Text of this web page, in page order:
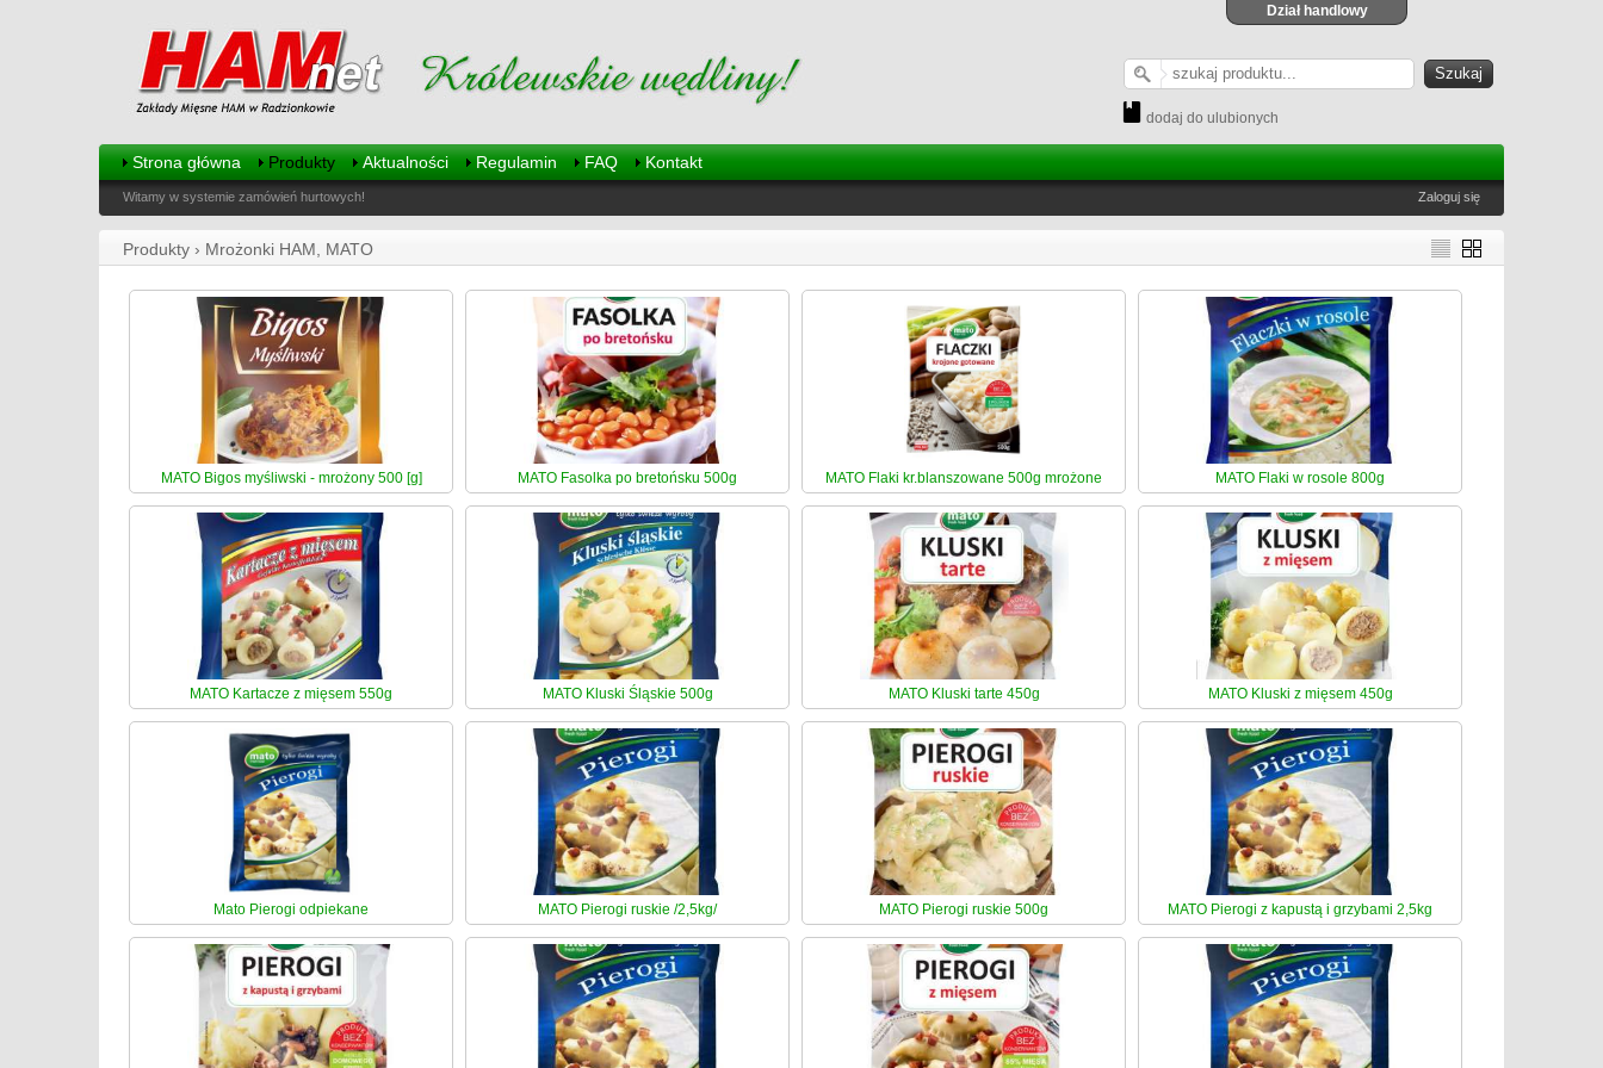
Dział handlowy
dodaj do ulubionych
Strona główna Produkty Aktualności Regulamin FAQ Kontakt
Witamy w systemie zamówień hurtowych! Zaloguj się
Produkty › Mrożonki HAM, MATO
MATO Bigos myśliwski - mrożony 500 [g] MATO Fasolka po bretońsku 500g MATO Flaki kr.blanszowane 500g mrożone MATO Flaki w rosole 800g
MATO Kartacze z mięsem 550g MATO Kluski Śląskie 500g MATO Kluski tarte 450g MATO Kluski z mięsem 450g
Mato Pierogi odpiekane MATO Pierogi ruskie /2,5kg/ MATO Pierogi ruskie 500g MATO Pierogi z kapustą i grzybami 2,5kg